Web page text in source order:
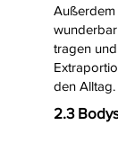
Außerdem
tragen
den Alltag.
2.3